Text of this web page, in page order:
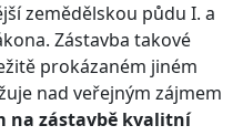
zemědělskou půdu I. a
Zástavba takové
prokázaném jiném
nad veřejným zájmem
na zástavbě kvalitní